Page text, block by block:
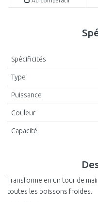
Transforme en un tour de
toutes les boissons froides.
Spécificités
Type
Puissance
Couleur
Capacité